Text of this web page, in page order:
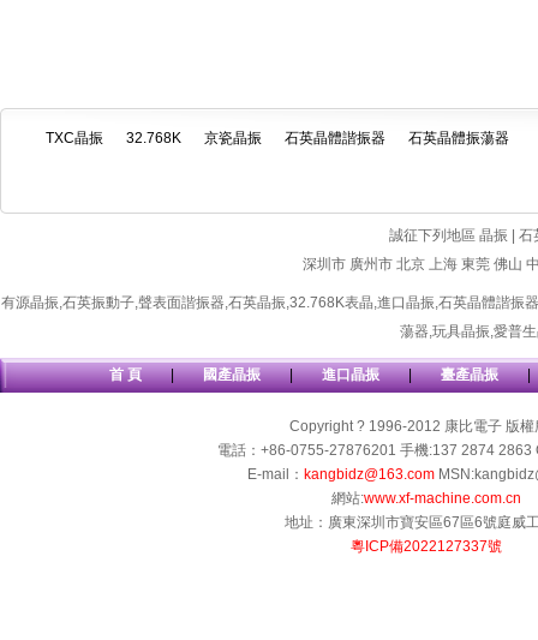
TXC晶振 32.768K 京瓷晶振 石英晶體諧振器 石英晶體振蕩器
誠征下列地區 晶振 |
深圳市 廣州市 北京 上海 東莞 佛山
有源晶振,石英振動子,聲表面諧振器,石英晶振,32.768K表晶,進口晶振,石英晶體諧振器
蕩器,玩具晶振,愛普
首 頁 | 國產晶振 | 進口晶振 | 臺產晶振 |
Copyright ? 1996-2012 康比電子 版權
電話：+86-0755-27876201 手機:137 2874 2863
E-mail： kangbidz@163.com
網站:www.xf-machine.com.cn
地址：廣東深圳市寶安區67區6號庭威
粵ICP備2022127337號